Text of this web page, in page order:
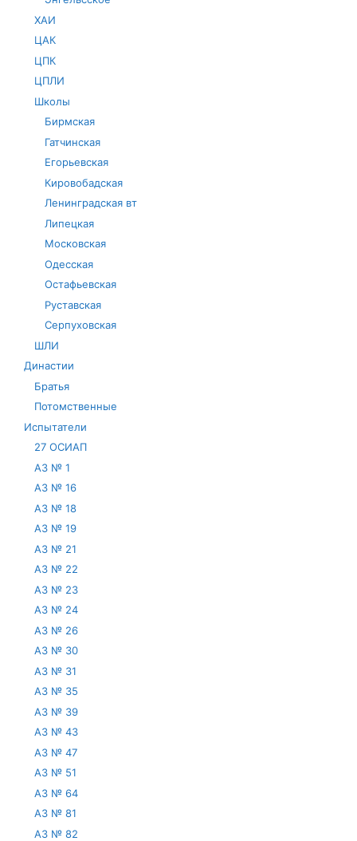
ХАИ
ЦАК
ЦПК
ЦПЛИ
Школы
Бирмская
Гатчинская
Егорьевская
Кировобадская
Ленинградская вт
Липецкая
Московская
Одесская
Остафьевская
Руставская
Серпуховская
ШЛИ
Династии
Братья
Потомственные
Испытатели
27 ОСИАП
АЗ № 1
АЗ № 16
АЗ № 18
АЗ № 19
АЗ № 21
АЗ № 22
АЗ № 23
АЗ № 24
АЗ № 26
АЗ № 30
АЗ № 31
АЗ № 35
АЗ № 39
АЗ № 43
АЗ № 47
АЗ № 51
АЗ № 64
АЗ № 81
АЗ № 82